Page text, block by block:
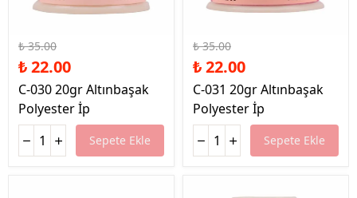
₺ 35.00
₺ 22.00
C-030 20gr Altınbaşak
Polyester İp
Sepete Ekle
₺ 35.00
₺ 22.00
C-031 20gr Altınbaşak
Polyester İp
Sepete Ekle